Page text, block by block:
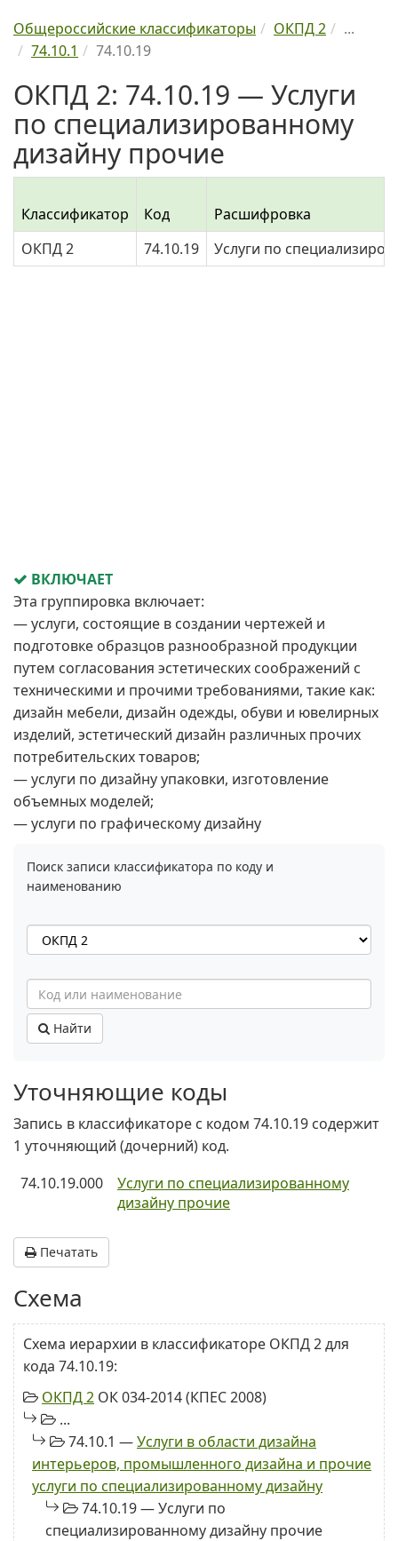
Общероссийские классификаторы ОКПД 2
...
74.10.1
74.10.19
ОКПД 2: 74.10.19 — Услуги
по специализированному
дизайну прочие
Классификатор Код
Расшифровка
ОКПД 2
74.10.19 Услуги по
ВКЛЮЧАЕТ
Эта группировка включает:
— услуги, состоящие в создании чертежей и
подготовке образцов разнообразной продукции
путем согласования эстетических соображений с
техническими и прочими требованиями, такие как:
дизайн мебели, дизайн одежды, обуви и ювелирных
изделий, эстетический дизайн различных прочих
потребительских товаров;
— услуги по дизайну упаковки, изготовление
объемных моделей;
— услуги по графическому дизайну
Поиск записи классификатора по коду и
наименованию
Найти
Уточняющие коды
Запись в классификаторе с кодом 74.10.19 содержит
1 уточняющий (дочерний) код.
74.10.19.000
Услуги по специализированному
дизайну прочие
Печатать
Схема
Схема иерархии в классификаторе ОКПД 2 для
кода 74.10.19:
ОКПД 2 ОК 034-2014 (КПЕС 2008)
...
74.10.1 —Услуги в области дизайна
интерьеров, промышленного дизайна и прочие
услуги по специализированному дизайну
74.10.19 — Услуги по
специализированному дизайну прочие